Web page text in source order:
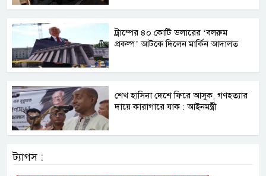
ট্রাম্পের ৪০ কোটি ডলারের ‘বলরুম
প্রকল্প’ আটকে দিলেন মার্কিন আদালত
শেখ হাসিনা দেশে ফিরে আসুক, গণহত্যার
দায়ে কারাগারে যাক : আইনমন্ত্রী
ট্যাগস :